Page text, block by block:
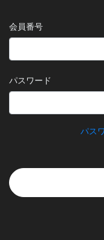
会員番号
パスワード
パス